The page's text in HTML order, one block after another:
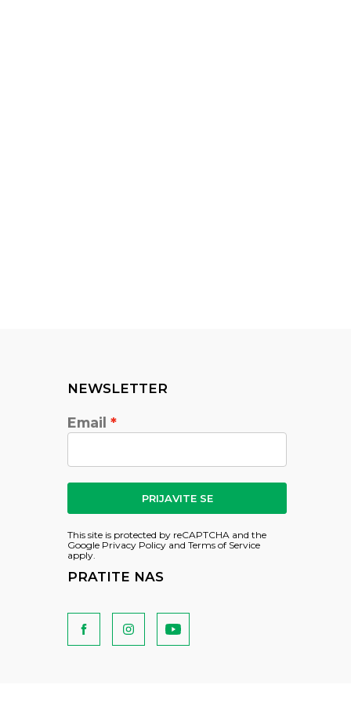
NEWSLETTER
Email
PRIJAVITE SE
This site is protected by reCAPTCHA and the
Google Privacy Policy and Terms of Service
apply.
PRATITE NAS